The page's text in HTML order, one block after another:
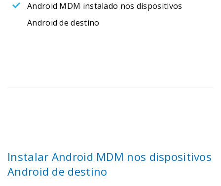
Android MDM instalado nos dispositivos
Android de destino
Instalar Android MDM nos dispositivos
Android de destino